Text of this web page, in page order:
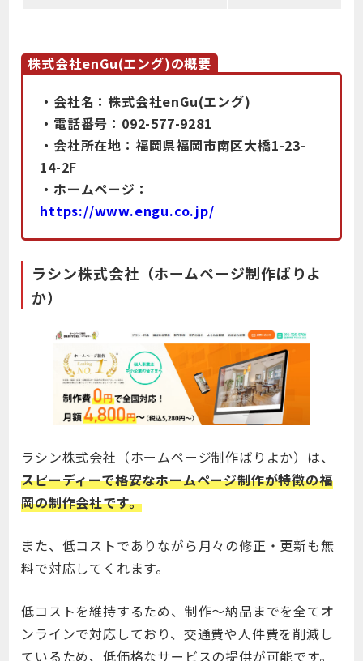
株式会社enGu(エング)の概要
・会社名：株式会社enGu(エング)
・電話番号：092-577-9281
・会社所在地：福岡県福岡市南区大橋1-23-
14-2F
・ホームページ：
https://www.engu.co.jp/
ラシン株式会社（ホームページ制作ばりよ
か）
ラシン株式会社（ホームページ制作ばりよか）は、
スピーディーで格安なホームページ制作が特徴の福
岡の制作会社です。
また、低コストでありながら⽉々の修正・更新も無
料で対応してくれます。
低コストを維持するため、制作〜納品までを全てオ
ンラインで対応しており、交通費や人件費を削減し
ているため、低価格なサービスの提供が可能です。